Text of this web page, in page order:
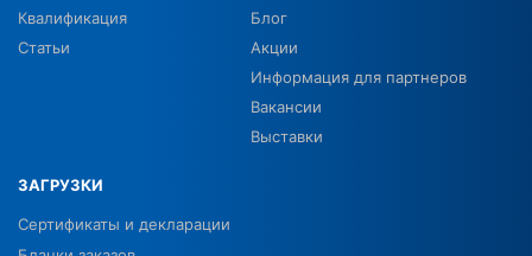
Квалификация
Статьи
Блог
Акции
Информация для партнеров
Вакансии
Выставки
ЗАГРУЗКИ
Сертификаты и декларации